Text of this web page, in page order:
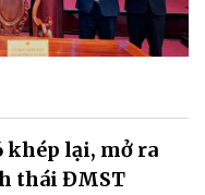
khép lại, mở ra
thái ĐMST